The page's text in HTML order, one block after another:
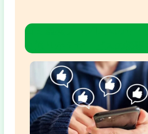
ゴミ屋敷プログレスのサー
ミ通りか？サービスの概要